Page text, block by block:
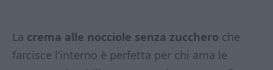
La crema alle nocciole senza zucchero che
farcisce l’interno è perfetta per chi ama le